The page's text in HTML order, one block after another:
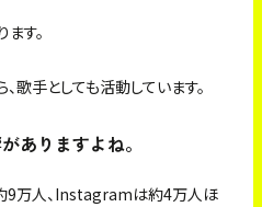
す。
歌手としても活動しています。
ありますよね。
9万人、Instagramは約4万人ほ